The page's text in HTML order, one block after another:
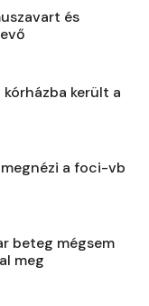
és
került a
a foci-vb
beteg mégsem
meg